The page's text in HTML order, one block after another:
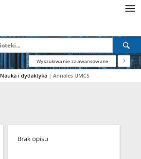
Wyszukiwanie zaawansowane ?
Nauka i dydaktyka | Annales UMCS
Brak opisu